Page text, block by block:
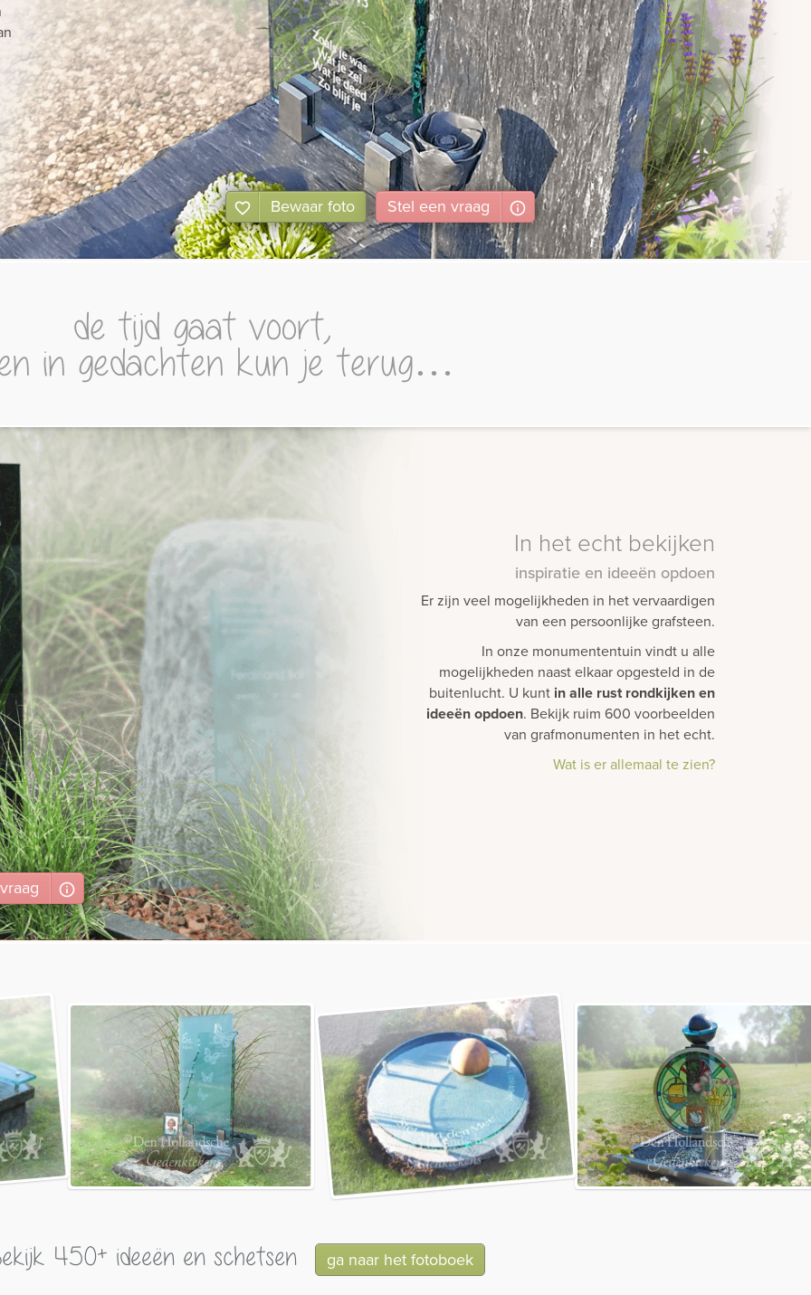
Bewaar foto Stel een vraag
de tijd gaat voort,
in gedachten kun je terug…
In het echt bekijken
inspiratie en ideeën opdoen
Er zijn veel mogelijkheden in het vervaardigen
van een persoonlijke grafsteen.
In onze monumententuin vindt u alle
mogelijkheden naast elkaar opgesteld in de
buitenlucht. U kunt in alle rust rondkijken en
ideeën opdoen. Bekijk ruim 600 voorbeelden
van grafmonumenten in het echt.
Wat is er allemaal te zien?
450+ ideeën en schetsen ga naar het fotoboek